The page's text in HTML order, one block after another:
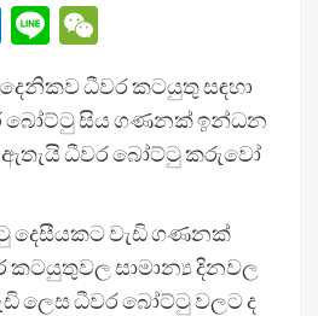
LinkedIn
Line
ධීවර කටයුතු සඳහා
බෝට්ටු සිය ගණනක් ඉන්ධන
ධීවර බෝට්ටු කරුවෝ
දෙසීයකට වැඩි ගණනක්
සාමාන්‍ය දිනවල
ලෙස ධීවර බෝට්ටු වලට ද